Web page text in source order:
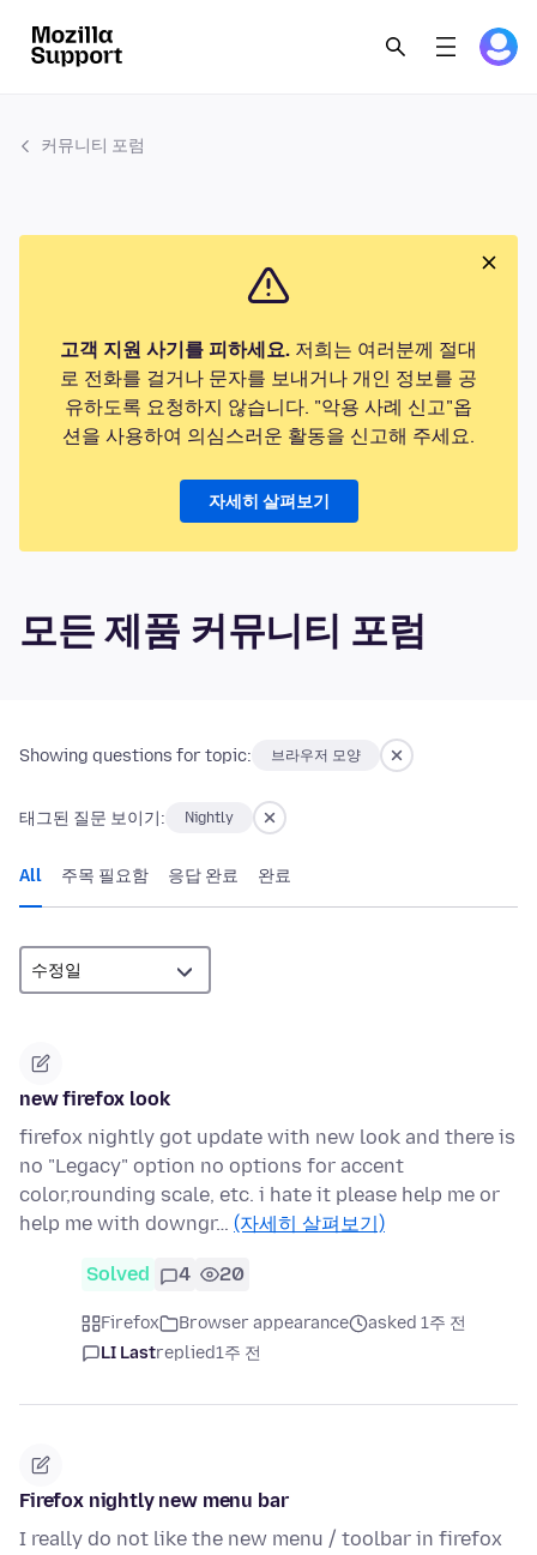
커뮤니티 포럼
고객 지원 사기를 피하세요. 저희는 여러분께 절대
로 전화를 걸거나 문자를 보내거나 개인 정보를 공
유하도록 요청하지 않습니다. "악용 사례 신고"옵
션을 사용하여 의심스러운 활동을 신고해 주세요.
자세히 살펴보기
모든 제품 커뮤니티 포럼
Showing questions for topic: 브라우저 모양
태그된 질문 보이기: Nightly
All 주목 필요함 응답 완료 완료
new firefox look
firefox nightly got update with new look and there is
no "Legacy" option no options for accent
color,rounding scale, etc. i hate it please help me or
help me with downgr… (자세히 살펴보기)
Solved 4 20
Firefox Browser appearance
asked 1주 전
LI Lastreplied1주 전
Firefox nightly new menu bar
I really do not like the new menu / toolbar in firefox